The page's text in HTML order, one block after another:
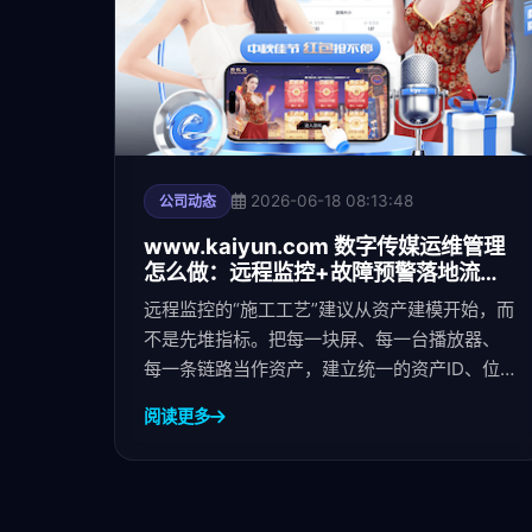
公司动态 2026-06-18 08:13:48
www.kaiyun.com 数字传媒运维管理
怎么做：远程监控+故障预警落地流程
与指标体系
远程监控的“施工工艺”建议从资产建模开始，而
不是先堆指标。把每一块屏、每一台播放器、
每一条链路当作资产，建立统一的资产ID、位
阅读更多